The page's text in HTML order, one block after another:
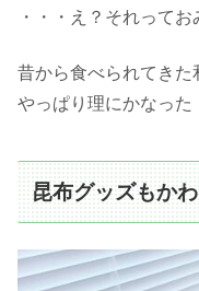
・・・え？それってお
昔から食べられてきた
やっぱり理にかなった
昆布グッズもか